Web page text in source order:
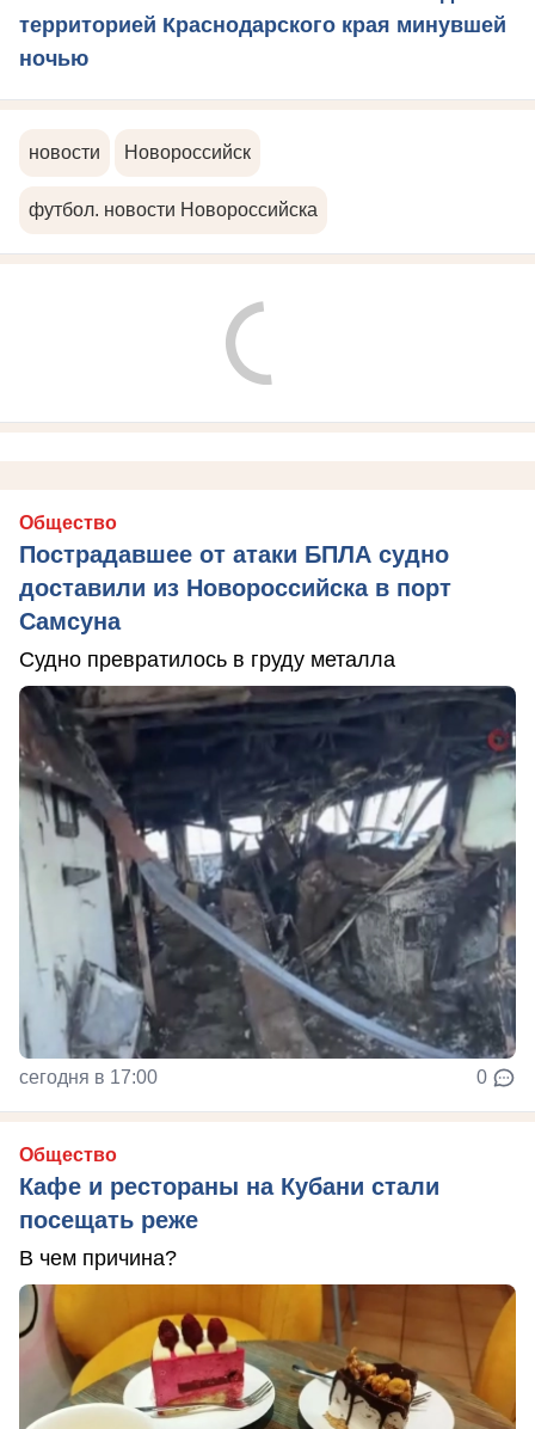
территорией Краснодарского края минувшей
ночью
новости Новороссийск
футбол. новости Новороссийска
Общество
Пострадавшее от атаки БПЛА судно
доставили из Новороссийска в порт
Самсуна
Судно превратилось в груду металла
сегодня в 17:00 0
Общество
Кафе и рестораны на Кубани стали
посещать реже
В чем причина?